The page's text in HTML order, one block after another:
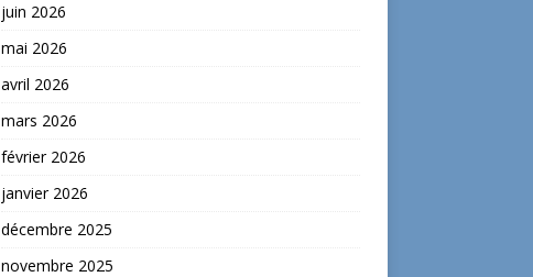
juin 2026
mai 2026
avril 2026
mars 2026
février 2026
janvier 2026
décembre 2025
novembre 2025